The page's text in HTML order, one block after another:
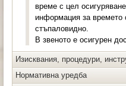
време с цел
информация за времето
стъпаловидно.
В звеното е осигурен
Изисквания, процедури,
Нормативна уредба